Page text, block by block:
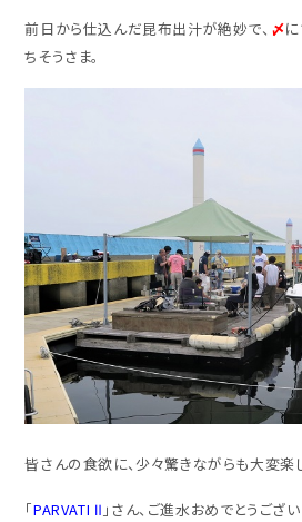
前日から仕込んだ昆布出汁が絶妙で、 〆
ちそうさま。
皆さんの食欲に、少々驚きながらも大変楽
「PARVATI Ⅱ 」さん、ご進水おめでとうござい